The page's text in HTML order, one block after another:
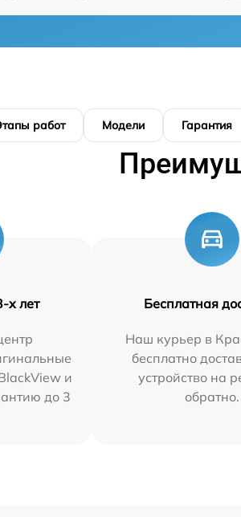
работ Модели Гарантия
х лет
и
до 3
Бесплатная
Наш курьер в
бесплатно
устройство на
обратно.